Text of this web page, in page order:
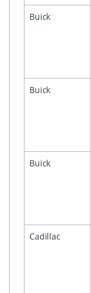
Buick
Buick
Buick
Cadillac